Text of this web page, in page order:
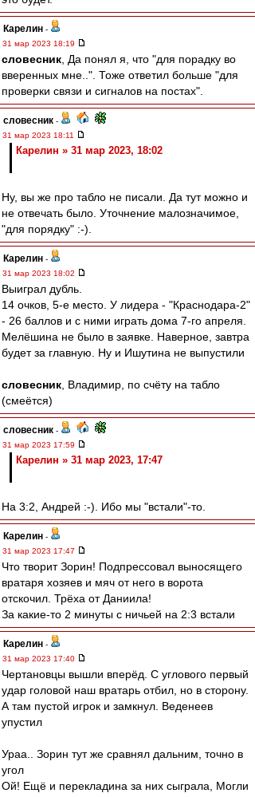
Карелин -
31 мар 2023 18:19
словесник , Да понял я, что "для порадку во
вверенных мне..". Тоже ответил больше "для
проверки связи и сигналов на постах".
словесник -
31 мар 2023 18:11
Карелин » 31 мар 2023, 18:02
Ну, вы же про табло не писали. Да тут можно и
не отвечать было. Уточнение малозначимое,
"для порядку" :-).
Карелин -
31 мар 2023 18:02
Выиграл дубль.
14 очков, 5-е место. У лидера - "Краснодара-2"
- 26 баллов и с ними играть дома 7-го апреля.
Мелёшина не было в заявке. Наверное, завтра
будет за главную. Ну и Ишутина не выпустили
словесник , Владимир, по счёту на табло
(смеётся)
словесник -
31 мар 2023 17:59
Карелин » 31 мар 2023, 17:47
На 3:2, Андрей :-). Ибо мы "встали"-то.
Карелин -
31 мар 2023 17:47
Что творит Зорин! Подпрессовал выносящего
вратаря хозяев и мяч от него в ворота
отскочил. Трёха от Даниила!
За какие-то 2 минуты с ничьей на 2:3 встали
Карелин -
31 мар 2023 17:40
Чертановцы вышли вперёд. С углового первый
удар головой наш вратарь отбил, но в сторону.
А там пустой игрок и замкнул. Веденеев
упустил
Ураа.. Зорин тут же сравнял дальним, точно в
угол
Ой! Ещё и перекладина за них сыграла, Могли